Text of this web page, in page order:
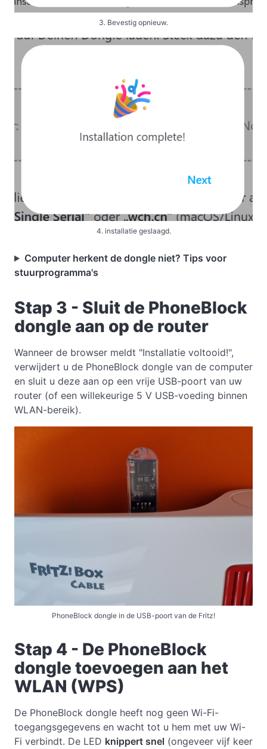
3. Bevestig opnieuw.
4. installatie geslaagd.
Computer herkent de dongle niet? Tips voor
stuurprogramma's
Stap 3 - Sluit de PhoneBlock
dongle aan op de router
Wanneer de browser meldt "Installatie voltooid!",
verwijdert u de PhoneBlock dongle van de computer
en sluit u deze aan op een vrije USB-poort van uw
router (of een willekeurige 5 V USB-voeding binnen
WLAN-bereik).
PhoneBlock dongle in de USB-poort van de Fritz!
Stap 4 - De PhoneBlock
dongle toevoegen aan het
WLAN (WPS)
De PhoneBlock dongle heeft nog geen Wi-Fi-
toegangsgegevens en wacht tot u hem met uw Wi-
Fi verbindt. De LED knippert snel (ongeveer vijf keer